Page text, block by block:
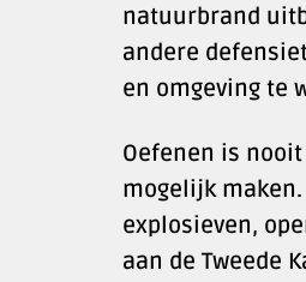
natuurbrand
andere
en omgeving te
Oefenen is
mogelijk
explosieven,
aan de Tweede